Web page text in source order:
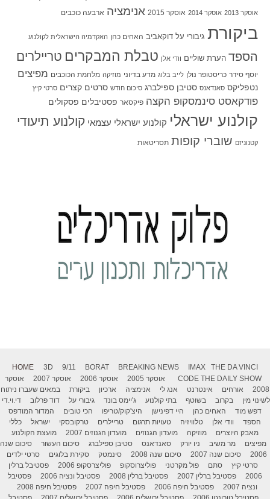
אוסקר 2013 אוסקר 2014 אוסקר 2015 אנימציה ארבעה כוכבים
ביקורת גיבורי על דוקאביב האחים כהן האקדמיה הישראלית לקולנוע
הספד הערת שוליים וודי אלן טבלת המבקרים טריילרים
יוסף סידר כריסטופר נולן לייב בלוג מדע בדיוני מוזיקה מלחמת הכוכבים מפיצים
נטפליקס סאנדאנס סטיבן ספילברג סיכום חודש סרטים קצרים סרטי קיץ
פודקאסט סינמסקופ הקצה פיקסאר פסטיבלים פסקולים
קולנוע ישראלי קולנוע ישראלי עצמאי קולנוע תיעודי
קטנוניזם שוברי קופות תסריטאות
HOME 3D 9/11 BORAT BREAKING NEWS IMAX
THE DA VINCI
CODE THE DAILY SHOW אוסקר 2005 אוסקר 2006 אוסקר 2007
אוסקר
2008
אורחים אינטרנט אנג לי אנימציה ארכיון ביקורת
במאים שעברו ניתוח
לשינוי מין
בקרוב בשוטף בתי קולנוע ג'יימס בונד גיבורי על דוד פרלוב
די.וי.די
דפש מוד
האחים כהן היי דפינישן היצ'קוק/טריפו הכי טובים
המדור המודפס
הספד
וודי אלן טלוויזיה טעויות תרגום טריילרים טרקובסקי ישראל
כללי
מאבק היוצרים
מוזיקה מועדון הגנוזים מועדון הגנוזים 2007
מועצת הקולנוע
מפיצים
מר משיב ניו יורק סאנדאנס סטיבן ספילברג סיכום העשור
סיכום שנה
2006
סיכום שנה 2007 סיכום שנה 2008 סינמטק סקירת בלוגים
סרטי ילדים
סרטי קיץ
סתם פול מקרטני פוליצרוסקופ פוליצרסקופ 2006
פסטיבל ברלין
2006
פסטיבל ברלין 2007 פסטיבל ברלין 2008 פסטיבל ונציה 2006
פסטיבל
ונציה 2007
פסטיבל חיפה 2006 פסטיבל חיפה 2007
פסטיבל חיפה 2008